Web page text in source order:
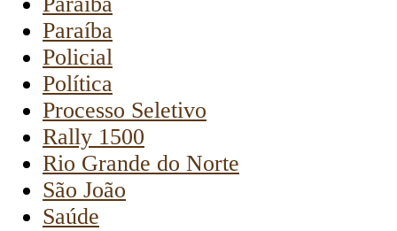
Paraíba
Policial
Política
Processo Seletivo
Rally 1500
Rio Grande do Norte
São João
Saúde